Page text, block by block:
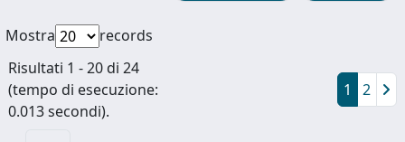
Mostra
records
Risultati 1 - 20 di 24
(tempo di esecuzione:
0.013 secondi).
1 2